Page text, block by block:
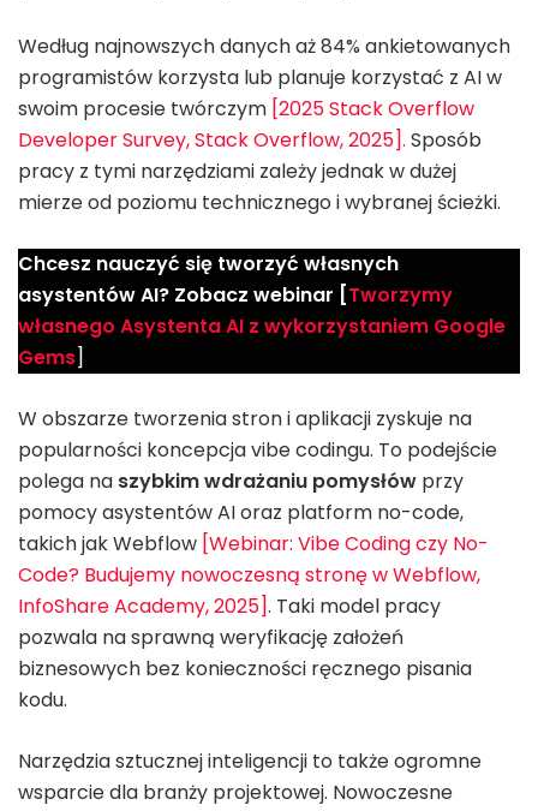
Według najnowszych danych aż 84% ankietowanych
programistów korzysta lub planuje korzystać z AI w
swoim procesie twórczym [2025 Stack Overflow
Developer Survey, Stack Overflow, 2025]. Sposób
pracy z tymi narzędziami zależy jednak w dużej
mierze od poziomu technicznego i wybranej ścieżki.
Chcesz nauczyć się tworzyć własnych
asystentów AI? Zobacz webinar [Tworzymy
własnego Asystenta AI z wykorzystaniem Google
Gems]
W obszarze tworzenia stron i aplikacji zyskuje na
popularności koncepcja vibe codingu. To podejście
polega na szybkim wdrażaniu pomysłów przy
pomocy asystentów AI oraz platform no-code,
takich jak Webflow [Webinar: Vibe Coding czy No-
Code? Budujemy nowoczesną stronę w Webflow,
InfoShare Academy, 2025]. Taki model pracy
pozwala na sprawną weryfikację założeń
biznesowych bez konieczności ręcznego pisania
kodu.
Narzędzia sztucznej inteligencji to także ogromne
wsparcie dla branży projektowej. Nowoczesne